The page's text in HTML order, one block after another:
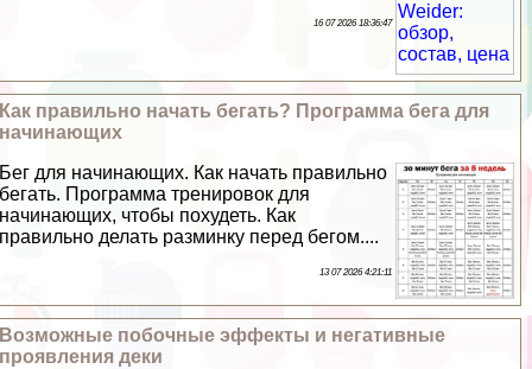
16 07 2026 18:36:47
Как правильно начать бегать? Программа бега для
начинающих
Бег для начинающих. Как начать правильно
бегать. Программа тренировок для
начинающих, чтобы похудеть. Как
правильно делать разминку перед бегом....
13 07 2026 4:21:11
Возможные побочные эффекты и негативные
проявления деки